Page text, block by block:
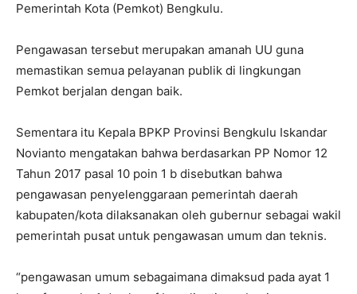
Pemerintah Kota (Pemkot) Bengkulu.
Pengawasan tersebut merupakan amanah UU guna
memastikan semua pelayanan publik di lingkungan
Pemkot berjalan dengan baik.
Sementara itu Kepala BPKP Provinsi Bengkulu Iskandar
Novianto mengatakan bahwa berdasarkan PP Nomor 12
Tahun 2017 pasal 10 poin 1 b disebutkan bahwa
pengawasan penyelenggaraan pemerintah daerah
kabupaten/kota dilaksanakan oleh gubernur sebagai wakil
pemerintah pusat untuk pengawasan umum dan teknis.
“pengawasan umum sebagaimana dimaksud pada ayat 1